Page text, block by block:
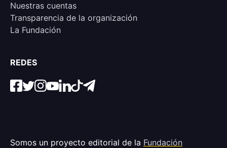
Nuestras cuentas
Transparencia de la organización
La Fundación
REDES
Somos un proyecto editorial de la Fundación